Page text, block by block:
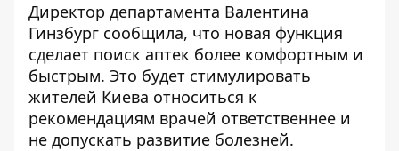
Директор департамента Валентина
Гинзбург сообщила, что новая функция
сделает поиск аптек более комфортным и
быстрым. Это будет стимулировать
жителей Киева относиться к
рекомендациям врачей ответственнее и
не допускать развитие болезней.